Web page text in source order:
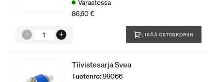
Varastossa
86,60 €
LISÄÄ OSTOSKORIIN
Tiivistesarja Svea
Tuotenro:99066